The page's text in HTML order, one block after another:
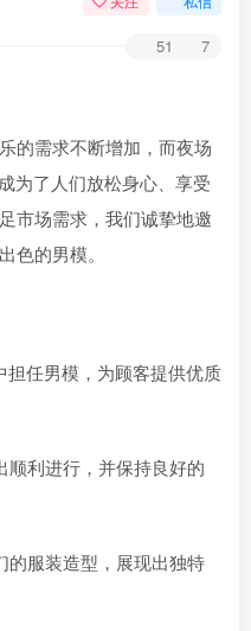
51 7
的需求不断增加，而夜场
为了人们放松身心、享受
市场需求，我们诚挚地邀
色的男模。
任男模，为顾客提供优质
顺利进行，并保持良好的
的服装造型，展现出独特